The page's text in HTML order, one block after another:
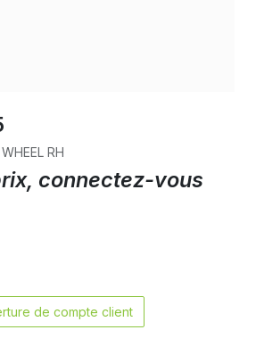
RH
connectez-vous
de compte client